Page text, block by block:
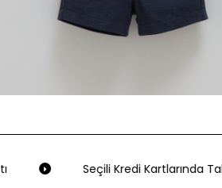
Seçili Kredi Kartlarında